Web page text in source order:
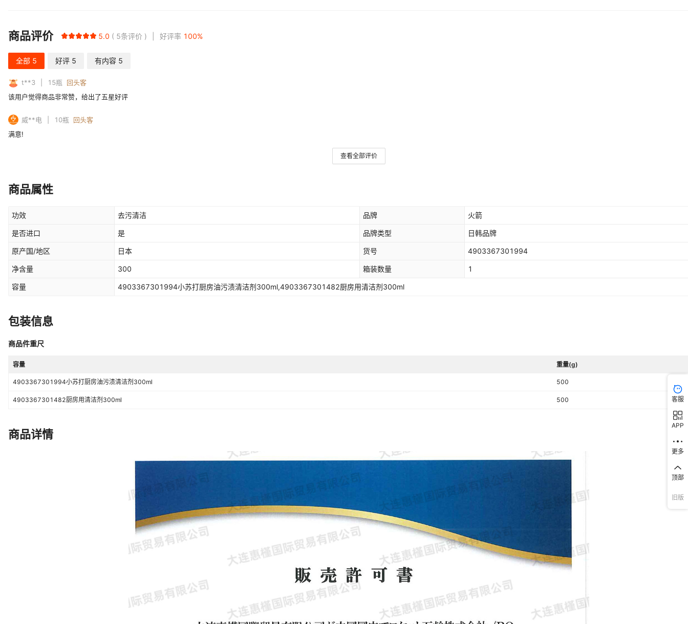
商品评价 5.0 5条评价 好评率 100%
全部 5 好评 5 有内容 5
t**3 15瓶
回头客
该用户觉得商品非常赞，给出了五星好评
威**电 10瓶
回头客
满意!
查看全部评价
商品属性
功效 去污清洁 品牌 火箭
是否进口 是 品牌类型 日韩品牌
原产国/地区 日本 货号 4903367301994
净含量 300 箱装数量 1
容量 4903367301994小苏打厨房油污渍清洁剂300ml,4903367301482厨房用清洁剂300ml
包装信息
商品件重尺
容量 重量(g)
4903367301994小苏打厨房油污渍清洁剂300ml 500
4903367301482厨房用清洁剂300ml 500
商品详情
客服
APP
更多
顶部
旧版